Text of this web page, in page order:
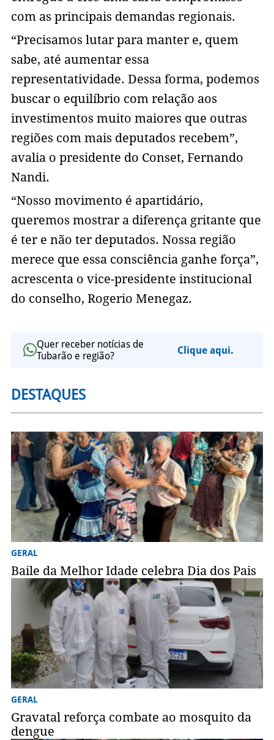
com as principais demandas regionais.
“Precisamos lutar para manter e, quem
sabe, até aumentar essa
representatividade. Dessa forma, podemos
buscar o equilíbrio com relação aos
investimentos muito maiores que outras
regiões com mais deputados recebem”,
avalia o presidente do Conset, Fernando
Nandi.
“Nosso movimento é apartidário,
queremos mostrar a diferença gritante que
é ter e não ter deputados. Nossa região
merece que essa consciência ganhe força”,
acrescenta o vice-presidente institucional
do conselho, Rogerio Menegaz.
Quer receber notícias de
Tubarão e região?
Clique aqui.
DESTAQUES
GERAL
Baile da Melhor Idade celebra Dia dos Pais
GERAL
Gravatal reforça combate ao mosquito da
dengue